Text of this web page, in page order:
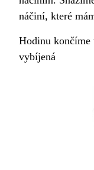
náčiní, které
Hodinu končíme
vybíjená